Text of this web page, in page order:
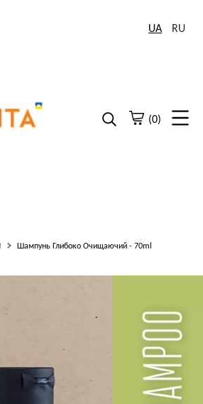
UA RU
(0)
Шампунь Глибоко Очищаючий - 70ml